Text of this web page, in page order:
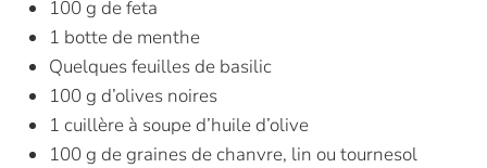
100 g de feta
1 botte de menthe
Quelques feuilles de basilic
100 g d’olives noires
1 cuillère à soupe d’huile d’olive
100 g de graines de chanvre, lin ou tournesol